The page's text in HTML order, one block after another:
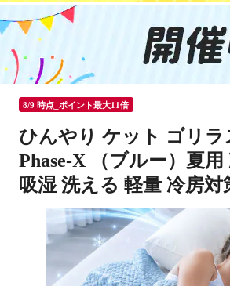
8/9 時点_ポイント最大11倍
ひんやり ケット ゴリ
Phase-X （ブルー）夏
吸湿 洗える 軽量 冷房